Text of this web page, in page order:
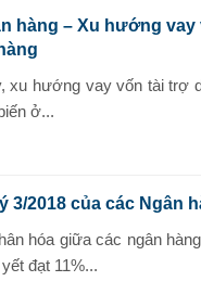
hàng – Xu hướng
xu hướng vay vốn tài trợ
ở...
3/2018 của các Ngân
hóa giữa các ngân
đạt 11%...